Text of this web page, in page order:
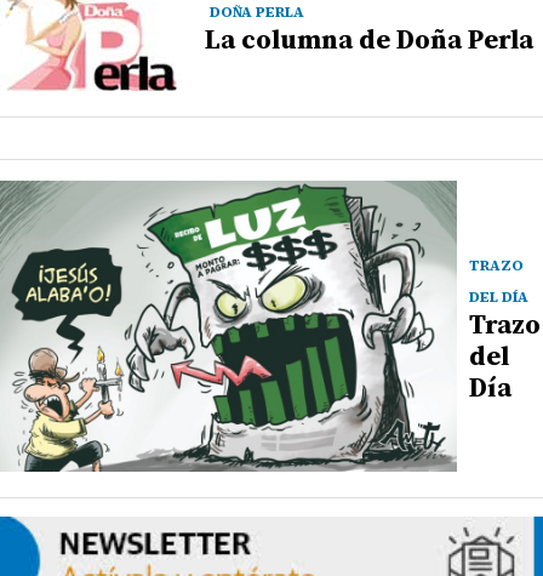
DOÑA PERLA
La columna de Doña Perla
TRAZO
DEL DÍA
Trazo
del
Día